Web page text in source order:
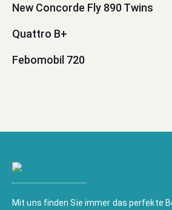
New Concorde Fly 890 Twins
Quattro B+
Febomobil 720
Mit uns finden Sie immer das perfekte